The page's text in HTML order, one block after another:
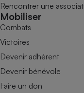
Rencontrer une
Mobiliser
Combats
Victoires
Devenir adhérent
Devenir bénévole
Faire un don